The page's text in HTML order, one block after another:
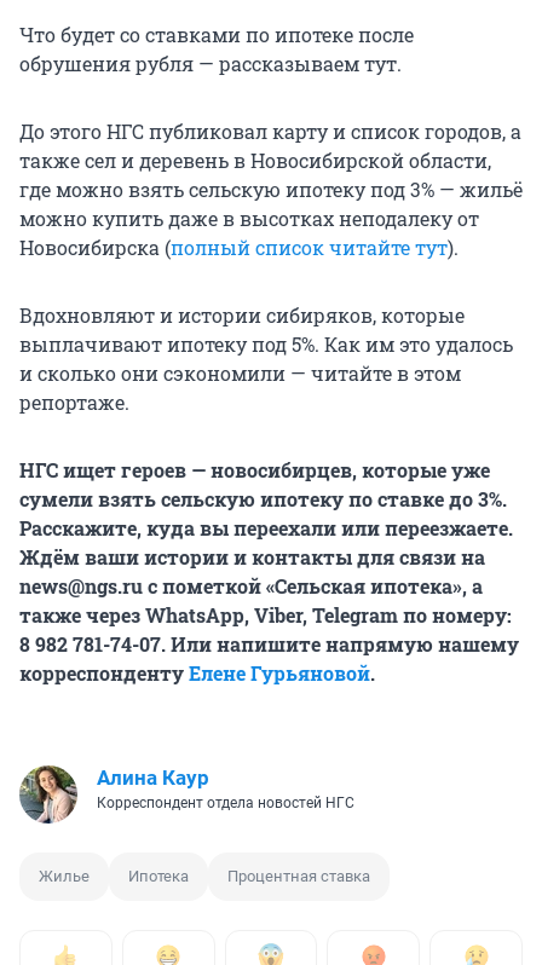
Что будет со ставками по ипотеке после
обрушения рубля — рассказываем тут.
До этого НГС публиковал карту и список городов, а
также сел и деревень в Новосибирской области,
где можно взять сельскую ипотеку под 3% — жильё
можно купить даже в высотках неподалеку от
Новосибирска (полный список читайте тут).
Вдохновляют и истории сибиряков, которые
выплачивают ипотеку под 5%. Как им это удалось
и сколько они сэкономили — читайте в этом
репортаже.
НГС ищет героев — новосибирцев, которые уже
сумели взять сельскую ипотеку по ставке до 3%.
Расскажите, куда вы переехали или переезжаете.
Ждём ваши истории и контакты для связи на
news@ngs.ru с пометкой «Сельская ипотека», а
также через WhatsApp, Viber, Telegram по номеру:
8 982 781-74-07. Или напишите напрямую нашему
корреспондентуЕлене Гурьяновой.
Алина Каур
Корреспондент отдела новостей НГС
Жилье Ипотека Процентная ставка